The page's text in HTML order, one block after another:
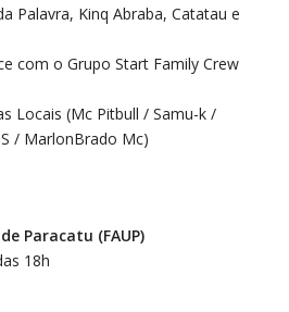
Palavra, Kinq Abraba, Catatau e
com o Grupo Start Family Crew
Locais (Mc Pitbull / Samu-k /
/ MarlonBrado Mc)
Paracatu (FAUP)
18h